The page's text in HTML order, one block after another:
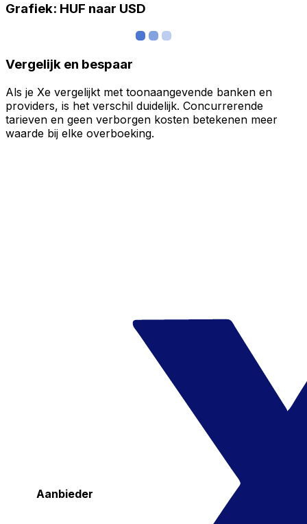
Grafiek: HUF naar USD
Vergelijk en bespaar
Als je Xe vergelijkt met toonaangevende banken en
providers, is het verschil duidelijk. Concurrerende
tarieven en geen verborgen kosten betekenen meer
waarde bij elke overboeking.
Aanbieder